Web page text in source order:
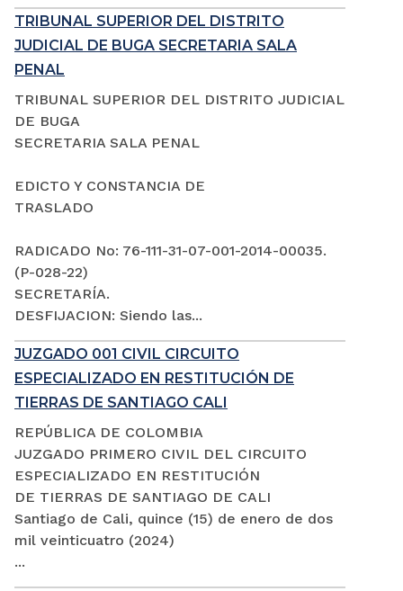
TRIBUNAL SUPERIOR DEL DISTRITO
JUDICIAL DE BUGA SECRETARIA SALA
PENAL
TRIBUNAL SUPERIOR DEL DISTRITO JUDICIAL
DE BUGA
SECRETARIA SALA PENAL
EDICTO Y CONSTANCIA DE
TRASLADO
RADICADO No: 76-111-31-07-001-2014-00035.
(P-028-22)
SECRETARÍA.
DESFIJACION: Siendo las...
JUZGADO 001 CIVIL CIRCUITO
ESPECIALIZADO EN RESTITUCIÓN DE
TIERRAS DE SANTIAGO CALI
REPÚBLICA DE COLOMBIA
JUZGADO PRIMERO CIVIL DEL CIRCUITO
ESPECIALIZADO EN RESTITUCIÓN
DE TIERRAS DE SANTIAGO DE CALI
Santiago de Cali, quince (15) de enero de dos
mil veinticuatro (2024)
...